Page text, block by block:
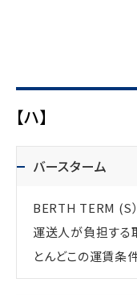
【ハ】
バースターム
BERTH TERM (S
運送人が負担する
とんどこの運賃条